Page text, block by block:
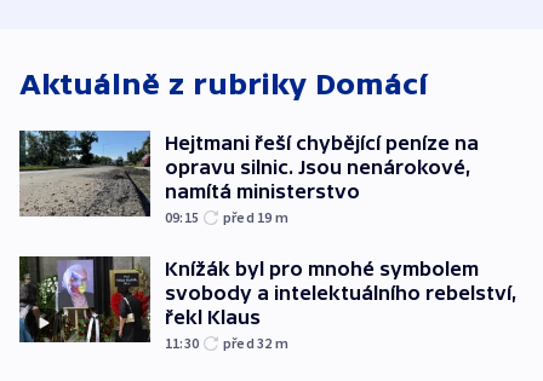
Aktuálně z rubriky Domácí
Hejtmani řeší chybějící peníze na
opravu silnic. Jsou nenárokové,
namítá ministerstvo
09:15 před 19 m
Knížák byl pro mnohé symbolem
svobody a intelektuálního rebelství,
řekl Klaus
11:30 před 32 m